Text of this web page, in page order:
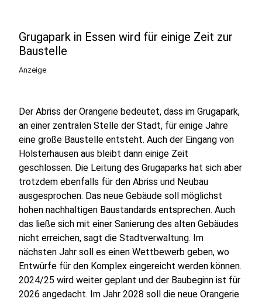
Grugapark in Essen wird für einige Zeit zur
Baustelle
Anzeige
Der Abriss der Orangerie bedeutet, dass im Grugapark,
an einer zentralen Stelle der Stadt, für einige Jahre
eine große Baustelle entsteht. Auch der Eingang von
Holsterhausen aus bleibt dann einige Zeit
geschlossen. Die Leitung des Grugaparks hat sich aber
trotzdem ebenfalls für den Abriss und Neubau
ausgesprochen. Das neue Gebäude soll möglichst
hohen nachhaltigen Baustandards entsprechen. Auch
das ließe sich mit einer Sanierung des alten Gebäudes
nicht erreichen, sagt die Stadtverwaltung. Im
nächsten Jahr soll es einen Wettbewerb geben, wo
Entwürfe für den Komplex eingereicht werden können.
2024/25 wird weiter geplant und der Baubeginn ist für
2026 angedacht. Im Jahr 2028 soll die neue Orangerie